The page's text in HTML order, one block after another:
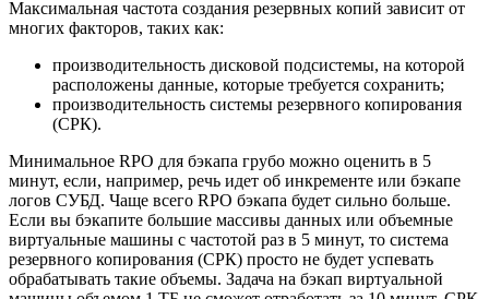
Максимальная частота создания резервных копий зависит от
многих факторов, таких как:
производительность дисковой подсистемы, на которой
расположены данные, которые требуется сохранить;
производительность системы резервного копирования
(СРК).
Минимальное RPO для бэкапа грубо можно оценить в 5
минут, если, например, речь идет об инкременте или бэкапе
логов СУБД. Чаще всего RPO бэкапа будет сильно больше.
Если вы бэкапите большие массивы данных или объемные
виртуальные машины с частотой раз в 5 минут, то система
резервного копирования (СРК) просто не будет успевать
обрабатывать такие объемы. Задача на бэкап виртуальной